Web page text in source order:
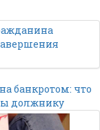
банкротом: что
должнику